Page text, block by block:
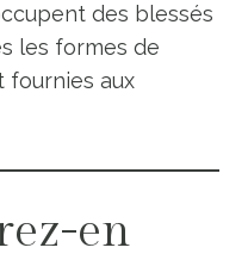
des blessés
les formes de
fournies aux
en